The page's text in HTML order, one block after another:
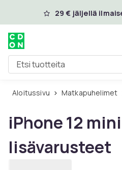
Ohita ja siirry
29 € jäljellä
Etsi tuotteita
Aloitussivu Matkapuhelimet
iPhone 12
lisävarusteet